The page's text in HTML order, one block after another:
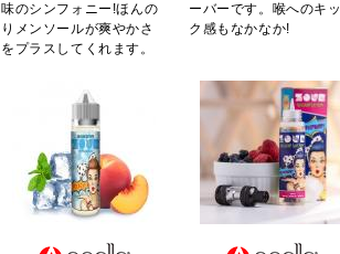
味のシンフォニー!ほんの
りメンソールが爽やかさ
をプラスしてくれます。
ーバーです。喉へのキッ
ク感もなかなか!